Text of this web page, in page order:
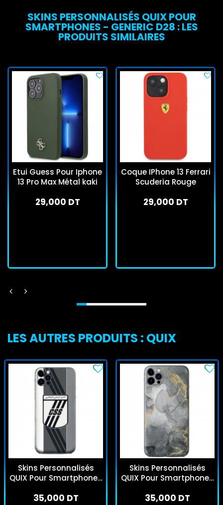
SKINS PERSONNALISÉS QUIX POUR
SMARTPHONES - GENERIC D28 : LES
PRODUITS SIMILAIRES
Etui Guess Pour Iphone
13 Pro Max Métal kaki
29,000 DT
Coque IPhone 13 Ferrari
Scuderia Rouge
29,000 DT
LES AUTRES PRODUITS : QUIX
Skins Personnalisés
QUIX Pour Smartphones
35,000 DT
Skins Personnalisés
QUIX Pour Smartphones
35,000 DT